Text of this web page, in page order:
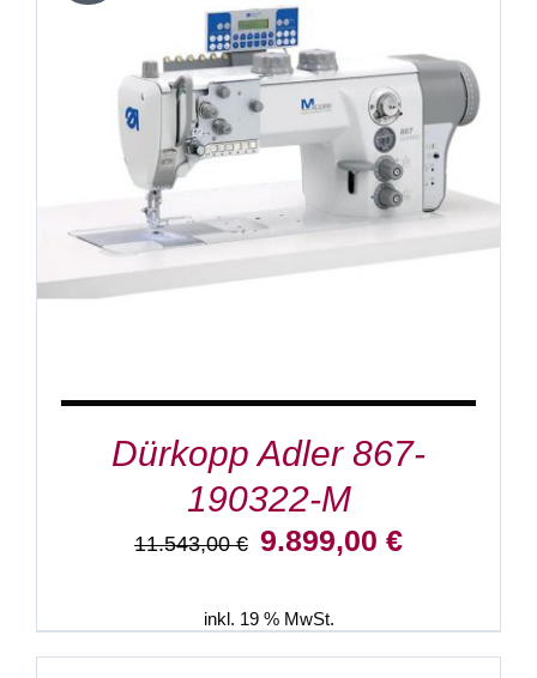
IN DEN WARENKORB DETAILS
Dürkopp Adler 867-
190322-M
11.543,00€ Ursprünglicher
11.543,00 €
9.899,00 €Aktueller
inkl. 19 % MwSt.